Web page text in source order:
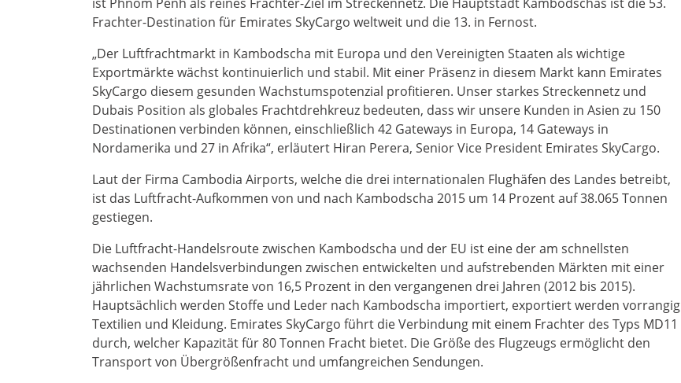
Frachter-Destination für Emirates SkyCargo weltweit und die 13. in Fernost.
„Der Luftfrachtmarkt in Kambodscha mit Europa und den Vereinigten Staaten als wichtige
Exportmärkte wächst kontinuierlich und stabil. Mit einer Präsenz in diesem Markt kann Emirates
SkyCargo diesem gesunden Wachstumspotenzial profitieren. Unser starkes Streckennetz und
Dubais Position als globales Frachtdrehkreuz bedeuten, dass wir unsere Kunden in Asien zu 150
Destinationen verbinden können, einschließlich 42 Gateways in Europa, 14 Gateways in
Nordamerika und 27 in Afrika“, erläutert Hiran Perera, Senior Vice President Emirates SkyCargo.
Laut der Firma Cambodia Airports, welche die drei internationalen Flughäfen des Landes betreibt,
ist das Luftfracht-Aufkommen von und nach Kambodscha 2015 um 14 Prozent auf 38.065 Tonnen
gestiegen.
Die Luftfracht-Handelsroute zwischen Kambodscha und der EU ist eine der am schnellsten
wachsenden Handelsverbindungen zwischen entwickelten und aufstrebenden Märkten mit einer
jährlichen Wachstumsrate von 16,5 Prozent in den vergangenen drei Jahren (2012 bis 2015).
Hauptsächlich werden Stoffe und Leder nach Kambodscha importiert, exportiert werden vorrangig
Textilien und Kleidung. Emirates SkyCargo führt die Verbindung mit einem Frachter des Typs MD11
durch, welcher Kapazität für 80 Tonnen Fracht bietet. Die Größe des Flugzeugs ermöglicht den
Transport von Übergrößenfracht und umfangreichen Sendungen.